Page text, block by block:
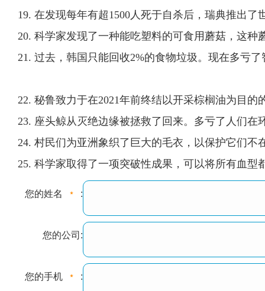
19. 在发现每年有超1500人死于自杀后，瑞典推出了
20. 科学家发现了一种能吃塑料的可食用蘑菇，这种
21. 过去，韩国只能回收2%的食物垃圾。现在多亏
22. 秘鲁致力于在2021年前终结以开采棕榈油为目
23. 座头鲸从灭绝边缘被拯救了回来。多亏了人们
24. 村民们为亚洲象织了巨大的毛衣，以保护它们不
25. 科学家取得了一项突破性成果，可以将所有血
您的姓名 :
您的公司:
您的手机 :